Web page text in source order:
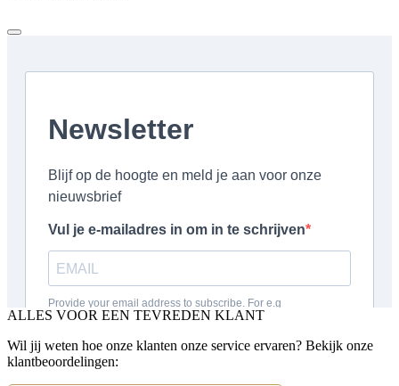
ALLES VOOR EEN TEVREDEN KLANT
Wil jij weten hoe onze klanten onze service ervaren? Bekijk onze
klantbeoordelingen: